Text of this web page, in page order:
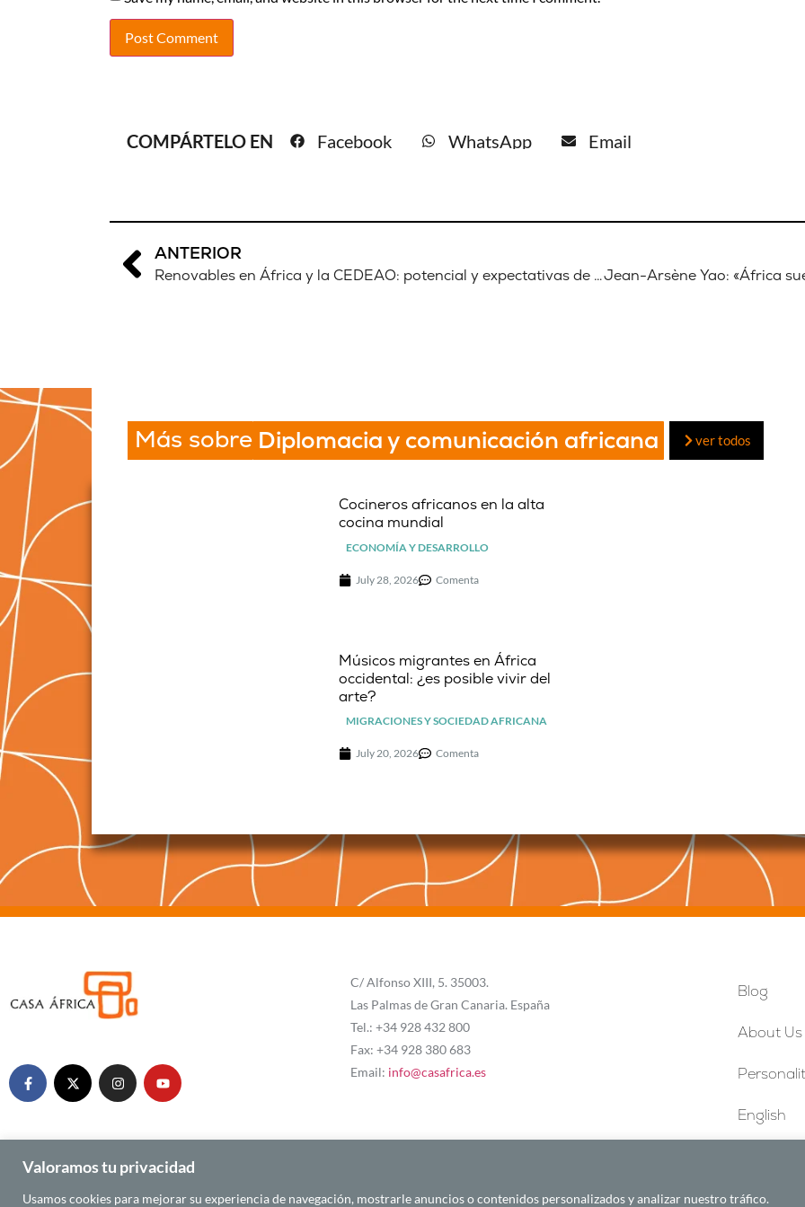
Valoramos tu privacidad
Usamos cookies para mejorar su experiencia de navegación, mostrarle anuncios o contenidos personalizados y analizar nuestro tráfico.
COMPÁRTELO EN Facebook WhatsApp Email
ANTERIOR
Renovables en África y la CEDEAO: potencial y expectativas de desarrollo
Más sobre Diplomacia y comunicación africana ver todos
Cocineros africanos en la alta
cocina mundial
ECONOMÍA Y DESARROLLO
July 28, 2026 Comenta
Músicos migrantes en África
occidental: ¿es posible vivir del
arte?
MIGRACIONES Y SOCIEDAD AFRICANA
July 20, 2026 Comenta
C/ Alfonso XIII, 5. 35003.
Las Palmas de Gran Canaria. España
Tel.: +34 928 432 800
Fax: +34 928 380 683
Email: info@casafrica.es
Blog
About Us
English